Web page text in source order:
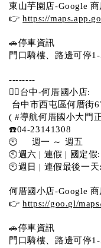
東山芋園店-Google
👉 https://
🚗停車資訊
門口騎樓、路邊可停
--------
💁‍♀️台中-何厝國小店:
台中市西屯區何厝街
( #導航何厝國小大門
☎️04-23141308
🕙     週一 ～ 週五
🕙週六 | 連假 | 國定假
🕙週日 | 連假最後一
何厝國小店-Google
👉 https://goo.gl/
🚗停車資訊
門口騎樓、路邊可停